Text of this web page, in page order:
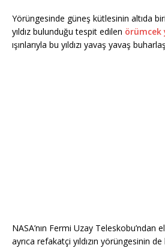
Yörüngesinde güneş kütlesinin altıda
yıldız bulunduğu tespit edilen örümcek
ışınlarıyla bu yıldızı yavaş yavaş
NASA’nın Fermi Uzay Teleskobu’ndan
ayrıca refakatçi yıldızın yörüngesinin